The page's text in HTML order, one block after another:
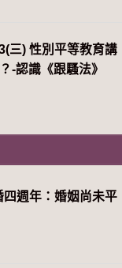
三) 性別平等教育講
-認識《跟騷法》
四週年：婚姻尚未平